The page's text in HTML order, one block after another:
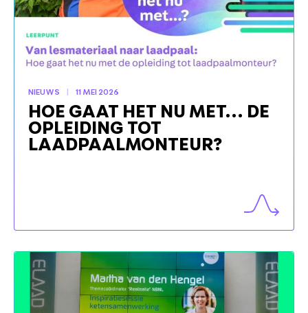
NIEUWS 11 MEI 2026
HOE GAAT HET NU MET… DE
OPLEIDING TOT
LAADPAALMONTEUR?